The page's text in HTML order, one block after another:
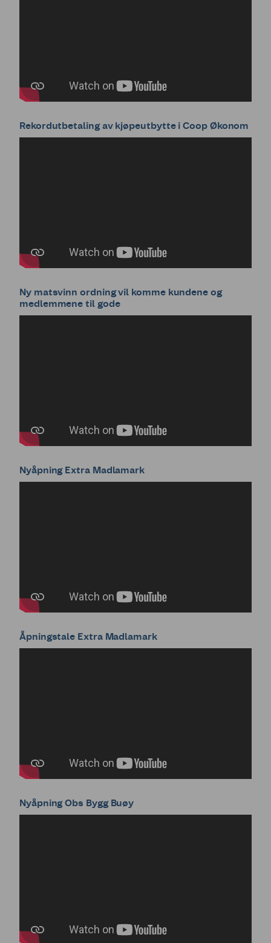
Rekordutbetaling av kjøpeutbytte i Coop Økonom
Ny matsvinn ordning vil komme kundene og
medlemmene til gode
Nyåpning Extra Madlamark
Åpningstale Extra Madlamark
Nyåpning Obs Bygg Buøy